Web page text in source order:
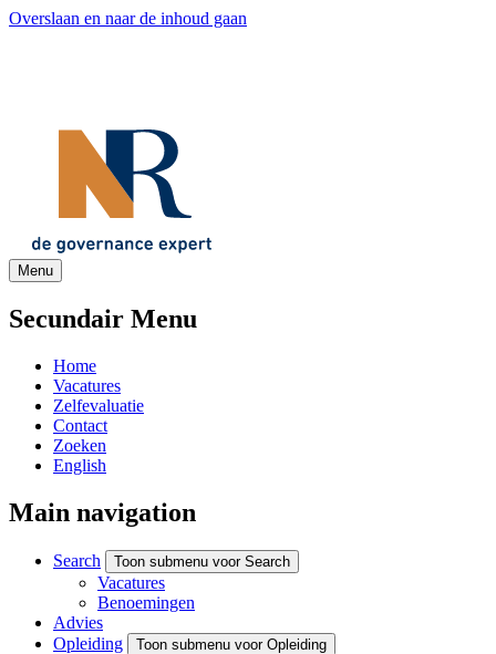
Overslaan en naar de inhoud gaan
Menu
Secundair Menu
Home
Vacatures
Zelfevaluatie
Contact
Zoeken
English
Main navigation
Search Toon submenu voor Search
Vacatures
Benoemingen
Advies
Opleiding
Toon submenu voor Opleiding